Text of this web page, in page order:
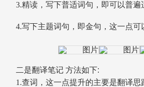
3.精读，写下普适词句，即可以普遍
4.写下主题词句，即金句，这一点可
二是翻译笔记 方法如下:
1.查词，这一点提升的主要是翻译思